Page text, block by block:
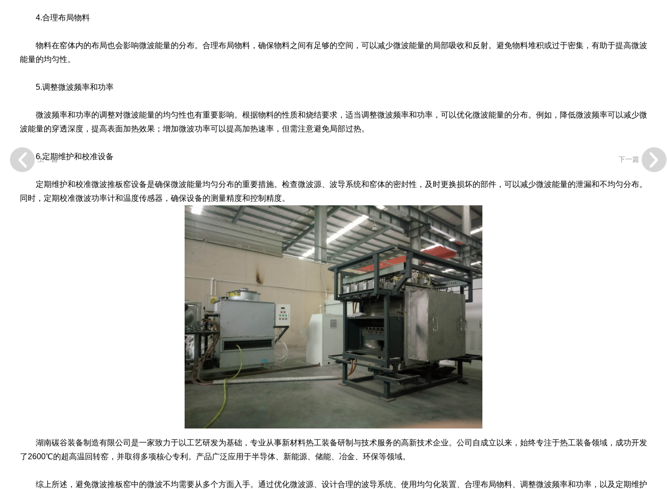
4.合理布局物料
物料在窑体内的布局也会影响微波能量的分布。合理布局物料，确保物料之间有足够的空间，可以减少微波能量的局部吸收和反射。避免物料堆积或过于密集，有助于提高微波
能量的均匀性。
5.调整微波频率和功率
微波频率和功率的调整对微波能量的均匀性也有重要影响。根据物料的性质和烧结要求，适当调整微波频率和功率，可以优化微波能量的分布。例如，降低微波频率可以减少微
波能量的穿透深度，提高表面加热效果；增加微波功率可以提高加热速率，但需注意避免局部过热。
6.定期维护和校准设备
定期维护和校准微波推板窑设备是确保微波能量均匀分布的重要措施。检查微波源、波导系统和窑体的密封性，及时更换损坏的部件，可以减少微波能量的泄漏和不均匀分布。
同时，定期校准微波功率计和温度传感器，确保设备的测量精度和控制精度。
湖南碳谷装备制造有限公司是一家致力于以工艺研发为基础，专业从事新材料热工装备研制与技术服务的高新技术企业。公司自成立以来，始终专注于热工装备领域，成功开发
了2600℃的超高温回转窑，并取得多项核心专利。产品广泛应用于半导体、新能源、储能、冶金、环保等领域。
综上所述，避免微波推板窑中的微波不均需要从多个方面入手。通过优化微波源、设计合理的波导系统、使用均匀化装置、合理布局物料、调整微波频率和功率，以及定期维护
上一篇 下一篇